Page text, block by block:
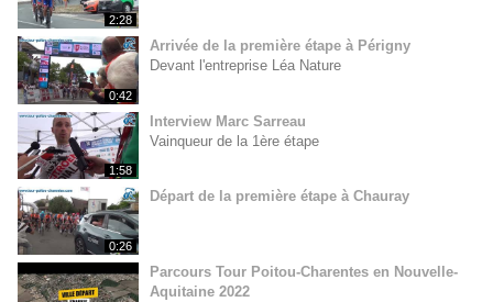
2:28
0:42
Arrivée de la première étape à Périgny
Devant l'entreprise Léa Nature
1:58
Interview Marc Sarreau
Vainqueur de la 1ère étape
0:26
Départ de la première étape à Chauray
Parcours Tour Poitou-Charentes en Nouvelle-
Aquitaine 2022